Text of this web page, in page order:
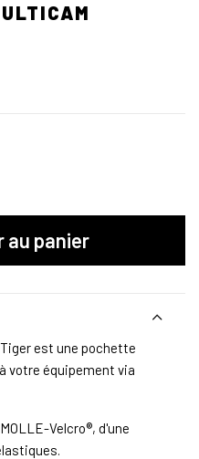
au panier
est une pochette
votre équipement via
Velcro®, d'une